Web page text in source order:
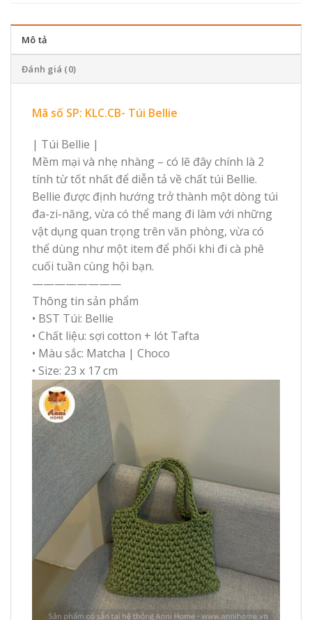
Mô tả
Đánh giá (0)
Mã số SP: KLC.CB- Túi Bellie
| Túi Bellie |
Mềm mại và nhẹ nhàng – có lẽ đây chính là 2
tính từ tốt nhất để diễn tả về chất túi Bellie.
Bellie được định hướng trở thành một dòng túi
đa-zi-năng, vừa có thể mang đi làm với những
vật dụng quan trọng trên văn phòng, vừa có
thể dùng như một item để phối khi đi cà phê
cuối tuần cùng hội bạn.
————————
Thông tin sản phẩm
• BST Túi: Bellie
• Chất liệu: sợi cotton + lót Tafta
• Màu sắc: Matcha | Choco
• Size: 23 x 17 cm